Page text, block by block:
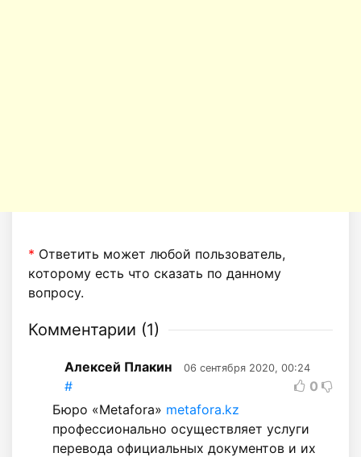
* Ответить может любой пользователь,
которому есть что сказать по данному
вопросу.
Комментарии (1)
Алексей Плакин 06 сентября 2020, 00:24
#
0
Бюро «Metafora» metafora.kz
профессионально осуществляет услуги
перевода официальных документов и их